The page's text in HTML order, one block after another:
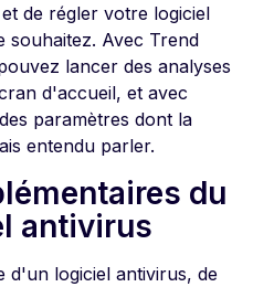
de régler votre logiciel
souhaitez. Avec Trend
lancer des analyses
d'accueil, et avec
paramètres dont la
entendu parler.
du
antivirus
d'un logiciel antivirus, de